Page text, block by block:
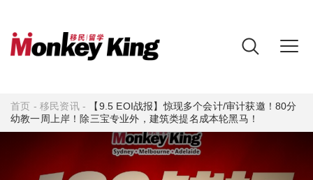
首页 -移民资讯-
【9.5 EOI战报】惊现多个会计/审计获邀！80分
幼教一周上岸！除三宝专业外，建筑类提名成本轮黑马！